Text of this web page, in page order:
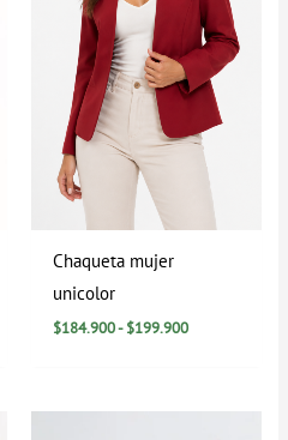
Chaqueta mujer
unicolor
$184.900- $199.900